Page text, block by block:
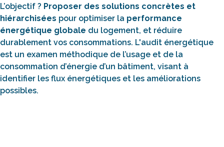
L’objectif ? Proposer des solutions concrètes et
hiérarchisées pour optimiser la performance
énergétique globale du logement, et réduire
durablement vos consommations. L'audit énergétique
est un examen méthodique de l’usage et de la
consommation d’énergie d’un bâtiment, visant à
identifier les flux énergétiques et les améliorations
possibles.